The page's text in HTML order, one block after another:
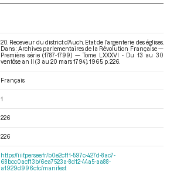
20. Receveur du district d’Auch. Etat de l’argenterie des églises.
Dans : Archives parlementaires de la Révolution Française —
Première série (1787-1799) — Tome LXXXVI - Du 13 au 30
ventôse an II (3 au 20 mars 1794) . 1965. p. 226.
Français
1
226
226
https://iiif.persee.fr/b0e2cf11-597c-427d-8ac7-
68bcc0acf13b/6ea7523a-8d12-44a5-aa88-
a1929d996cfc/manifest